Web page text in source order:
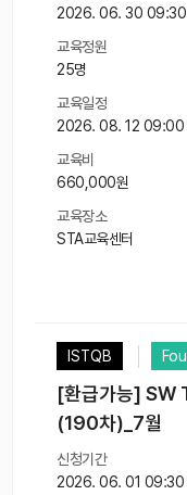
2026. 06. 30
교육정원
25명
교육일정
2026. 08. 12
교육비
660,000원
교육장소
STA교육센터
ISTQB
[환급가능]
(190차)_7월
신청기간
2026. 06. 01 09:30